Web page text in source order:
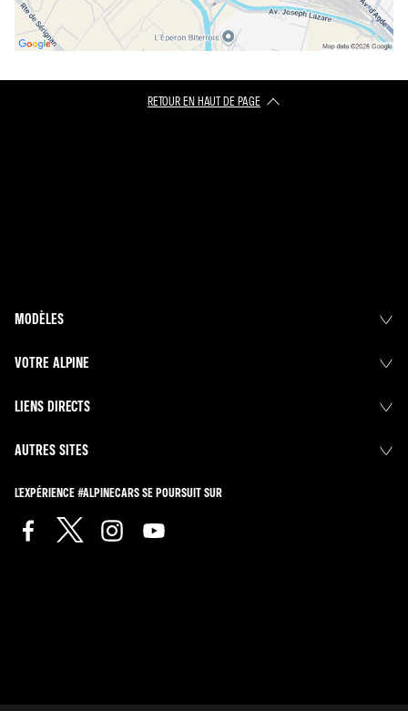
RETOUR EN HAUT DE PAGE​
MODÈLES
VOTRE ALPINE
LIENS DIRECTS
AUTRES SITES
L'EXPÉRIENCE #ALPINECARS SE POURSUIT SUR